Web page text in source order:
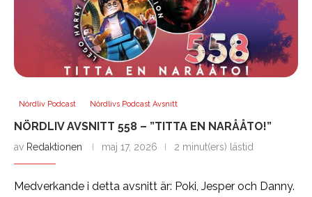
Nördliv Podcast Nördlivs Podcast Avsnitt
NÖRDLIV AVSNITT 558 – ”TITTA EN NARÅÅTO!”
av Redaktionen maj 17, 2026 2 minut(ers) lästid
Medverkande i detta avsnitt är: Poki, Jesper och Danny.